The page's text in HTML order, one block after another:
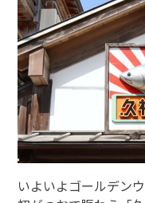
いよいよゴールデン